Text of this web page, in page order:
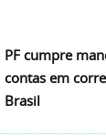
PF cumpre
contas em
Brasil